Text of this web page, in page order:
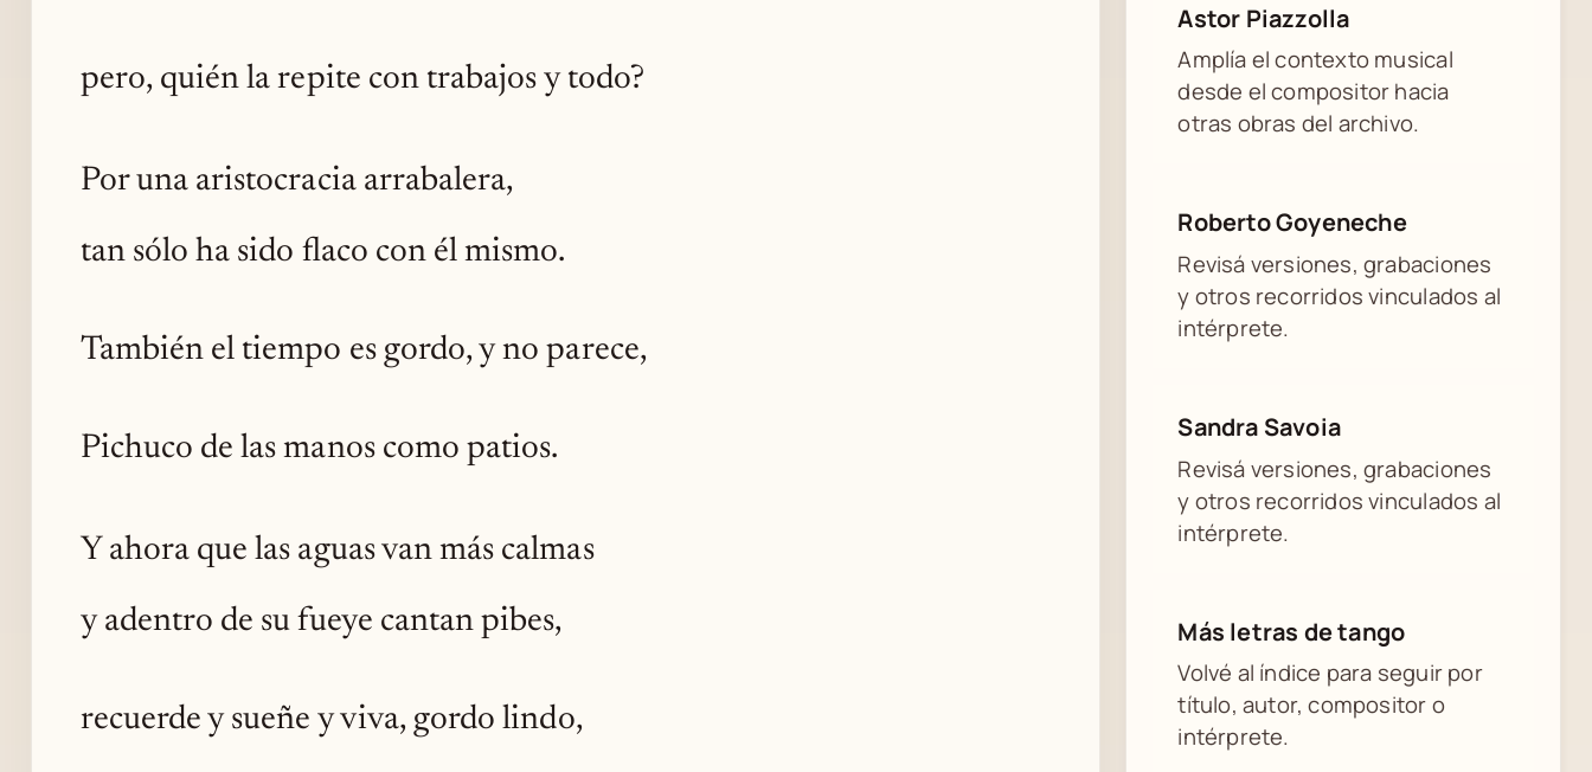
pero, quién la repite con trabajos y todo?
Por una aristocracia arrabalera,
tan sólo ha sido flaco con él mismo.
También el tiempo es gordo, y no parece,
Pichuco de las manos como patios.
Y ahora que las aguas van más calmas
y adentro de su fueye cantan pibes,
recuerde y sueñe y viva, gordo lindo,
Astor Piazzolla
Amplía el contexto musical
desde el compositor hacia
otras obras del archivo.
Roberto Goyeneche
Revisá versiones, grabaciones
y otros recorridos vinculados al
intérprete.
Sandra Savoia
Revisá versiones, grabaciones
y otros recorridos vinculados al
intérprete.
Más letras de tango
Volvé al índice para seguir por
título, autor, compositor o
intérprete.